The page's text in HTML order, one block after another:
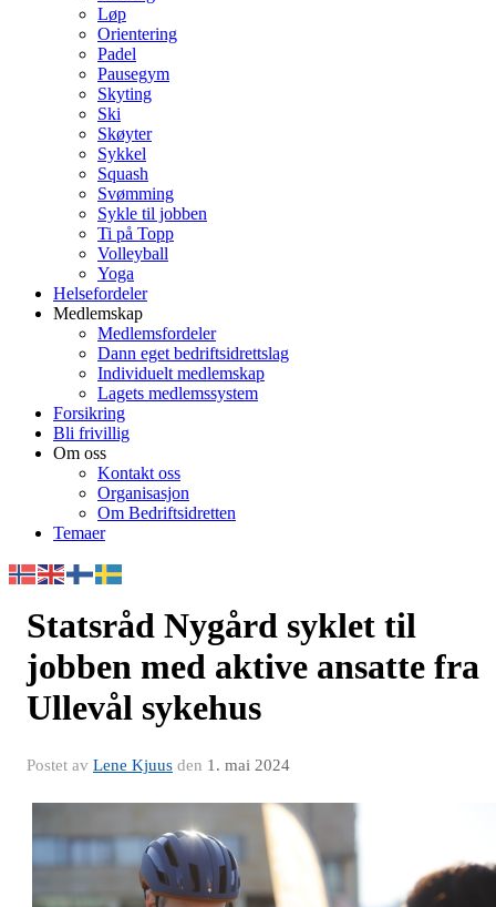
Løp
Orientering
Padel
Pausegym
Skyting
Ski
Skøyter
Sykkel
Squash
Svømming
Sykle til jobben
Ti på Topp
Volleyball
Yoga
Helsefordeler
Medlemskap
Medlemsfordeler
Dann eget bedriftsidrettslag
Individuelt medlemskap
Lagets medlemssystem
Forsikring
Bli frivillig
Om oss
Kontakt oss
Organisasjon
Om Bedriftsidretten
Temaer
Statsråd Nygård syklet til
jobben med aktive ansatte fra
Ullevål sykehus
Postet av Lene Kjuus den 1. mai 2024